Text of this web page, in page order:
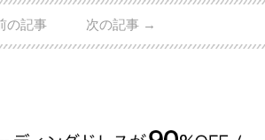
にて10月5日22時～スタートする水曜ドラマ『
ーストペンギン! 』で山藤 そよ役を演じます💁🏻‍♀️
の記事 次の記事 →